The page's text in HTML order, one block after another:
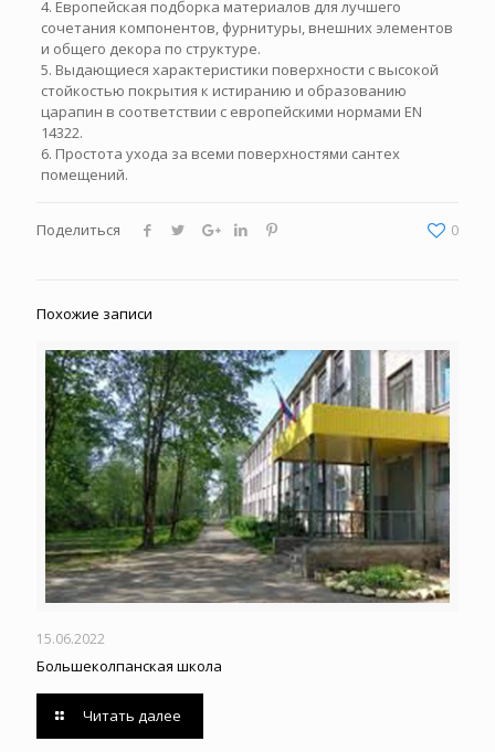
4. Европейская подборка материалов для лучшего
сочетания компонентов, фурнитуры, внешних элементов
и общего декора по структуре.
5. Выдающиеся характеристики поверхности с высокой
стойкостью покрытия к истиранию и образованию
царапин в соответствии с европейскими нормами EN
14322.
6. Простота ухода за всеми поверхностями сантех
помещений.
Поделиться 0
Похожие записи
15.06.2022
Большеколпанская школа
Читать далее